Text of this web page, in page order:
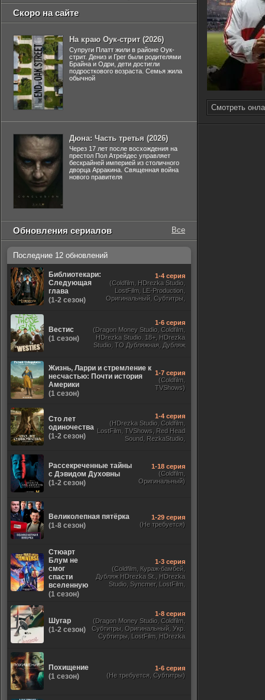
Смотреть
Скоро на сайте
На краю Оук-стрит (2026)
Супруги Платт жили в районе Оук-
стрит. Дениз и Грег были родителями
Брайна и Одри, дети достигли
подросткового возраста. Семья жила
обычной
Дюна: Часть третья (2026)
Через 17 лет после восхождения на
престол Пол Атрейдес управляет
бескрайней империей из столичного
дворца Арракина. Священная война
нового правителя
Обновления сериалов Все
Последние 12 обновлений
Библиотекари:
Следующая
глава
(1-2 сезон)
1-4 серия
(Coldfilm, HDrezka Studio,
LostFilm, LE-Production,
Оригинальный, Субтитры,
Вестис
(1 сезон)
1-6 серия
(Dragon Money Studio, Coldfilm,
HDrezka Studio. 18+, HDrezka
Studio, ТО Дубляжная, Дубляж
Жизнь, Ларри и стремление к
несчастью: Почти история
Америки
(1 сезон)
1-7 серия
(Coldfilm,
TVShows)
Сто лет
одиночества
(1-2 сезон)
1-4 серия
(HDrezka Studio, Coldfilm,
LostFilm, TVShows, Red Head
Sound, RezkaStudio,
Рассекреченные тайны
с Дэвидом Духовны
(1-2 сезон)
1-18 серия
(Coldfilm,
Оригинальный)
Великолепная пятёрка
(1-8 сезон)
1-29 серия
(Не требуется)
Стюарт
Блум не
смог
спасти
вселенную
(1 сезон)
1-3 серия
(Coldfilm, Кураж-бамбей,
Дубляж HDrezka St., HDrezka
Studio, Syncmer, LostFilm,
Шугар
(1-2 сезон)
1-8 серия
(Dragon Money Studio, Coldfilm,
Субтитры, Оригинальный, Укр.
Субтитры, LostFilm, HDrezka
Похищение
(1 сезон)
1-6 серия
(Не требуется, Субтитры)